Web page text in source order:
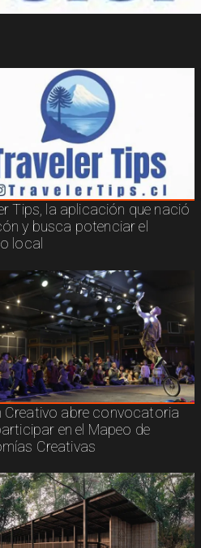
Tips, la aplicación que nació
y busca potenciar el
local
Creativo abre convocatoria
en el Mapeo de
Creativas